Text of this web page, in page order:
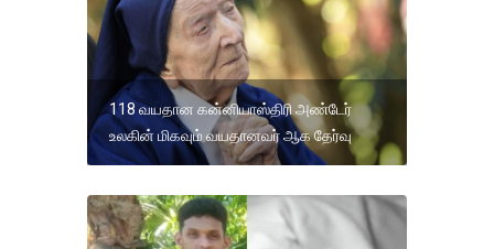
118 வயதான கன்னியாஸ்திரி அண்டேர்
உலகின் மிகவும் வயதானவர் ஆக தேர்வு